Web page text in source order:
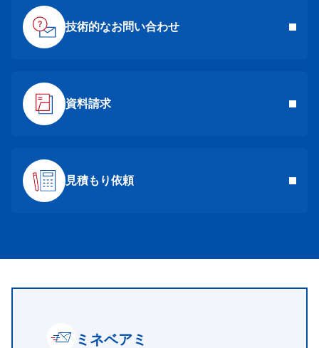
技術的なお問い合わせ
資料請求
見積もり依頼
ミネベアミ